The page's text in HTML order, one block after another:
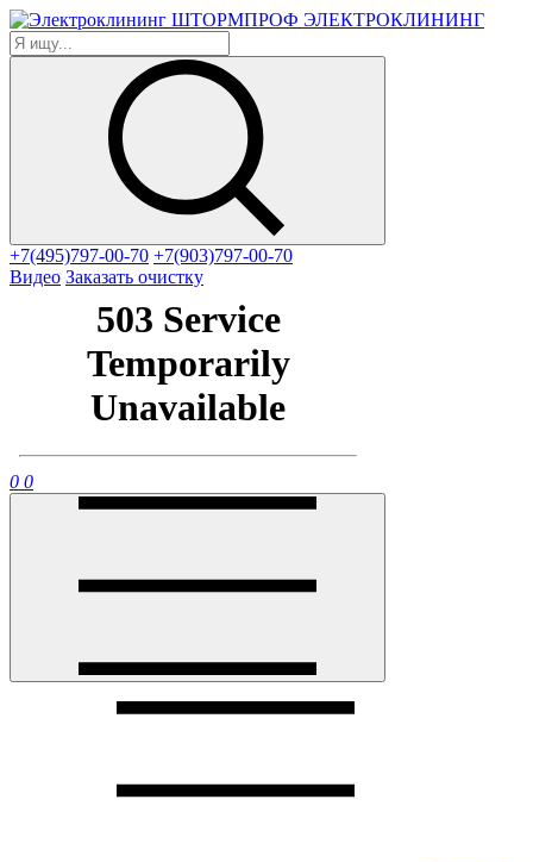
ЭЛЕКТРОКЛИНИНГ
+7(495)797-00-70 +7(903)797-00-70
Видео Заказать очистку
0 0